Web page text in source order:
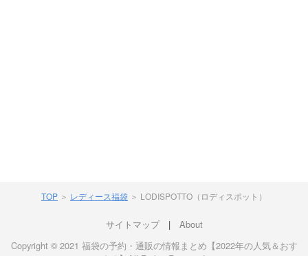
TOP ＞ レディース福袋 ＞ LODISPOTTO（ロディスポット）
サイトマップ| About
Copyright © 2021 福袋の予約・通販の情報まとめ【2022年の人気＆おす